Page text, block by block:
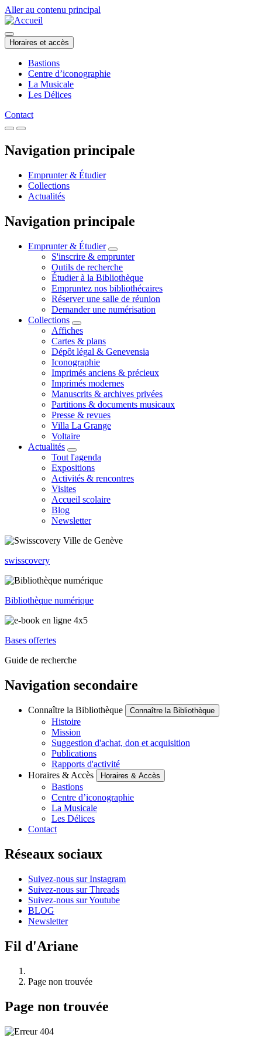
Aller au contenu principal
Horaires et accès
Bastions
Centre d’iconographie
La Musicale
Les Délices
Contact
Navigation principale
Emprunter & Étudier
Collections
Actualités
Navigation principale
Emprunter & Étudier
S'inscrire & emprunter
Outils de recherche
Étudier à la Bibliothèque
Empruntez nos bibliothécaires
Réserver une salle de réunion
Demander une numérisation
Collections
Affiches
Cartes & plans
Dépôt légal & Genevensia
Iconographie
Imprimés anciens & précieux
Imprimés modernes
Manuscrits & archives privées
Partitions & documents musicaux
Presse & revues
Villa La Grange
Voltaire
Actualités
Tout l'agenda
Expositions
Activités & rencontres
Visites
Accueil scolaire
Blog
Newsletter
swisscovery
Bibliothèque numérique
Bases offertes
Guide de recherche
Navigation secondaire
Connaître la Bibliothèque Connaître la Bibliothèque
Histoire
Mission
Suggestion d'achat, don et acquisition
Publications
Rapports d'activité
Horaires & Accès
Horaires & Accès
Bastions
Centre d’iconographie
La Musicale
Les Délices
Contact
Réseaux sociaux
Suivez-nous sur Instagram
Suivez-nous sur Threads
Suivez-nous sur Youtube
BLOG
Newsletter
Fil d'Ariane
Page non trouvée
Page non trouvée